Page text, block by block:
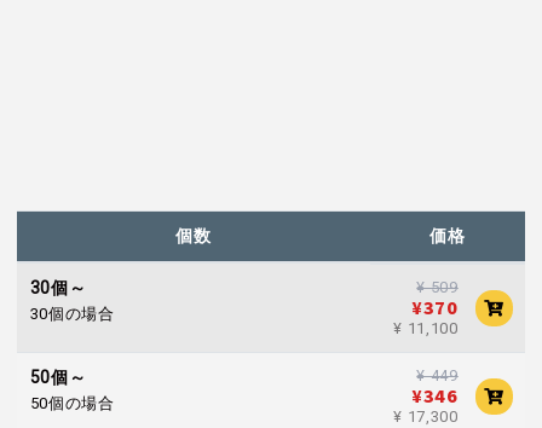
個数 価格
30個～
30個の場合
¥ 509
¥370
¥ 11,100
50個～
50個の場合
¥ 449
¥346
¥ 17,300